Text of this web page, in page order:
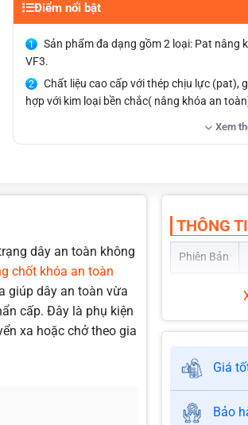
Điểm nổi bật
Sản phẩm đa dạng gồm 2 loại: Pat nâng
VF3.
Chất liệu cao cấp với thép chịu lực (pat),
hợp với kim loại bền chắc( nâng khóa an
Thiết kế vừa zin, không khoan đục,
Giúp dây an toàn ôm sát cơ thể, dễ thao
Xem
dây an toàn không
chốt khóa an toàn
giúp dây an toàn vừa
cấp. Đây là phụ kiện
xa hoặc chở theo gia
THÔNG
Phiên Bản
Giá
Bảo